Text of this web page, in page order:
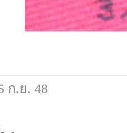
ก.ย. 48